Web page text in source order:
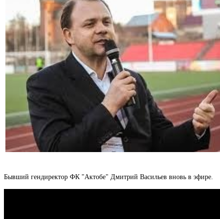
Бывший гендиректор ФК "Актобе" Дмитрий Васильев вновь в эфире.